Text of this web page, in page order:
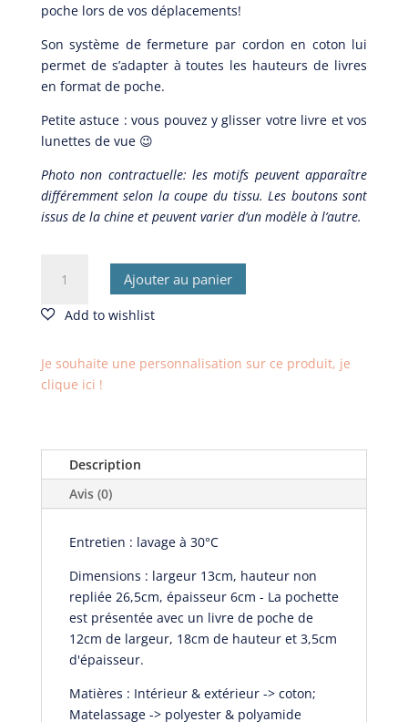
poche lors de vos déplacements!
Son système de fermeture par cordon en coton lui
permet de s’adapter à toutes les hauteurs de livres
en format de poche.
Petite astuce : vous pouvez y glisser votre livre et vos
lunettes de vue 😉
Photo non contractuelle: les motifs peuvent apparaître
différemment selon la coupe du tissu. Les boutons sont
issus de la chine et peuvent varier d’un modèle à l’autre.
Pochette
Fleurs
Léopard
Ajouter au panier
Je souhaite une personnalisation sur ce produit, je
clique ici !
Description
Avis (0)
Entretien : lavage à 30°C
Dimensions : largeur 13cm, hauteur non
repliée 26,5cm, épaisseur 6cm - La pochette
est présentée avec un livre de poche de
12cm de largeur, 18cm de hauteur et 3,5cm
d'épaisseur.
Matières : Intérieur & extérieur -> coton;
Matelassage -> polyester & polyamide